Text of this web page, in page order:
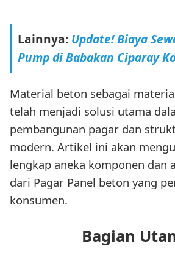
Lainnya: Update! Biaya
Pump di Babakan Ciparay
Material beton sebagai
telah menjadi solusi utama
pembangunan pagar dan
modern. Artikel ini akan
lengkap aneka komponen dan
dari Pagar Panel beton yang
konsumen.
Bagian